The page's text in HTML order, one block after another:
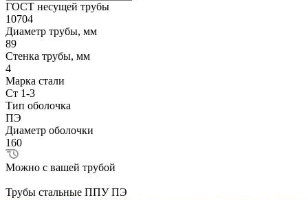
ГОСТ несущей трубы
10704
Диаметр трубы, мм
89
Стенка трубы, мм
4
Марка стали
Ст 1-3
Тип оболочка
ПЭ
Диаметр оболочки
160
Можно с вашей трубой
Трубы стальные ППУ ПЭ